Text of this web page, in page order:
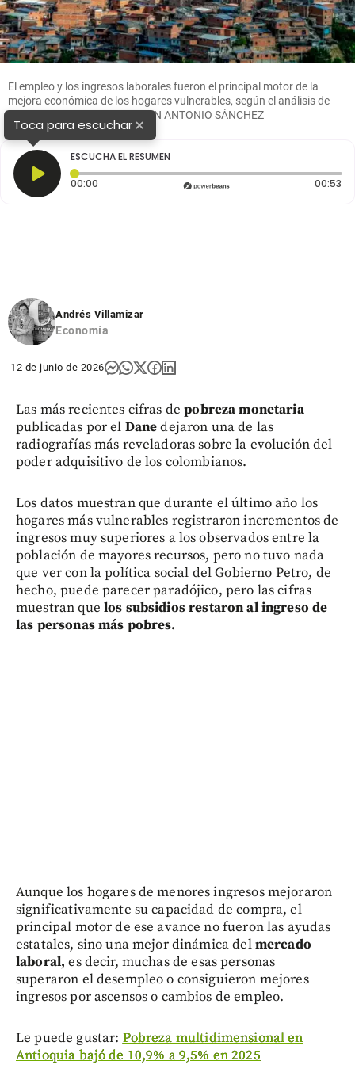
El empleo y los ingresos laborales fueron el principal motor de la
mejora económica de los hogares vulnerables, según el análisis de
las cifras del Dane. FOTO JUAN ANTONIO SÁNCHEZ
Toca para escuchar×
ESCUCHA EL RESUMEN
00:00 Tiempo transcurrido: 0 segundos 00:53
Andrés Villamizar
Economía
12 de junio de 2026
Las más recientes cifras depobreza monetaria
publicadas por el Danedejaron una de las
radiografías más reveladoras sobre la evolución del
poder adquisitivo de los colombianos.
Los datos muestran que durante el último año los
hogares más vulnerables registraron incrementos de
ingresos muy superiores a los observados entre la
población de mayores recursos, pero no tuvo nada
que ver con la política social del Gobierno Petro, de
hecho, puede parecer paradójico, pero las cifras
muestran que los subsidios restaron al ingreso de
las personas más pobres.
Aunque los hogares de menores ingresos mejoraron
significativamente su capacidad de compra, el
principal motor de ese avance no fueron las ayudas
estatales, sino una mejor dinámica delmercado
laboral, es decir, muchas de esas personas
superaron el desempleo o consiguieron mejores
ingresos por ascensos o cambios de empleo.
Le puede gustar: Pobreza multidimensional en
Antioquia bajó de 10,9% a 9,5% en 2025